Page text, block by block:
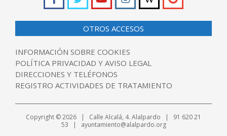
OTROS ACCESOS
INFORMACIÓN SOBRE COOKIES
POLÍTICA PRIVACIDAD Y AVISO LEGAL
DIRECCIONES Y TELÉFONOS
REGISTRO ACTIVIDADES DE TRATAMIENTO
Copyright © 2026 | Calle Alcalá, 4. Alalpardo | 91 620 21
53 | ayuntamiento@alalpardo.org